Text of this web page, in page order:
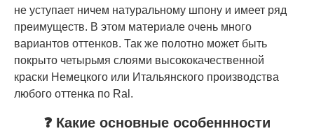
не уступает ничем натуральному шпону и имеет ряд
преимуществ. В этом материале очень много
вариантов оттенков. Так же полотно может быть
покрыто четырьмя слоями высококачественной
краски Немецкого или Итальянского производства
любого оттенка по Ral.
❓ Какие основные особеннности